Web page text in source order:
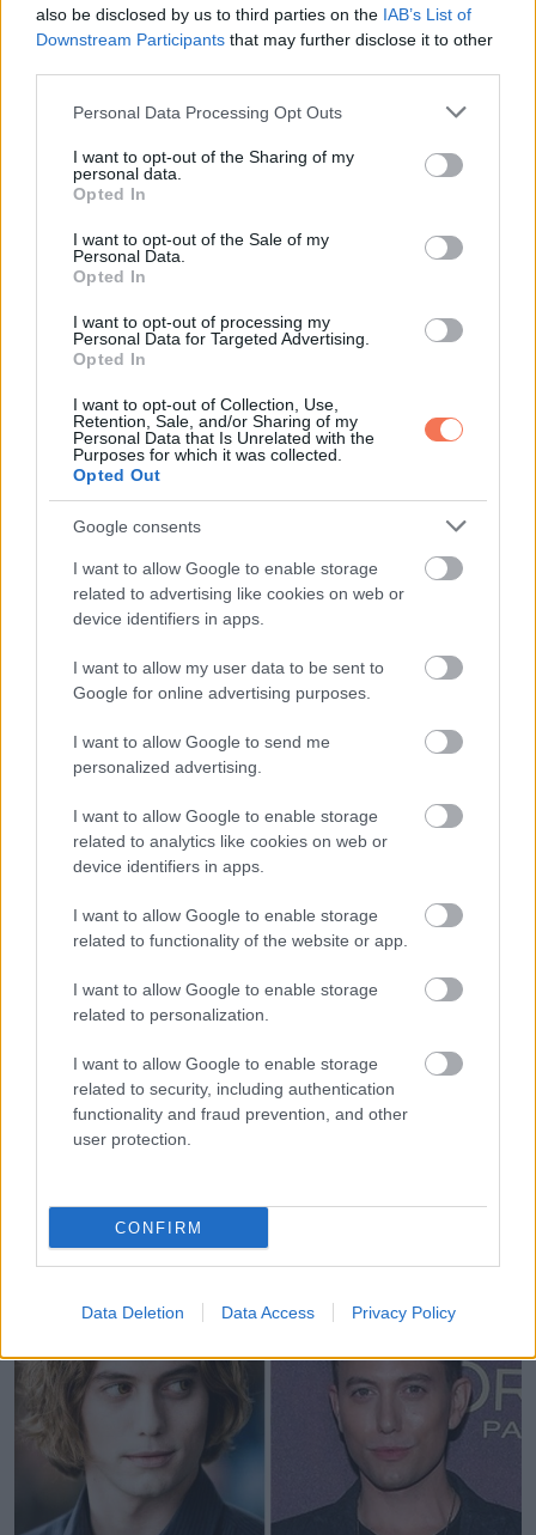
also be disclosed by us to third parties on the IAB’s List of
Downstream Participants that may further disclose it to other
Please note that this website/app uses one or more Google
not limited to your visit or usage behaviour. You may click to
grant or deny consent to Google and its third-party tags to
use your data for below specified purposes in below Google
consent section.
Personal Data Processing Opt Outs
I want to opt-out of the Sharing of my
personal data.
Opted In
I want to opt-out of the Sale of my
Personal Data.
Opted In
I want to opt-out of processing my
Personal Data for Targeted Advertising.
Opted In
I want to opt-out of Collection, Use,
Retention, Sale, and/or Sharing of my
Personal Data that Is Unrelated with the
Purposes for which it was collected.
Opted Out
Google consents
I want to allow Google to enable storage
related to advertising like cookies on web or
device identifiers in apps.
I want to allow my user data to be sent to
Google for online advertising purposes.
I want to allow Google to send me
personalized advertising.
I want to allow Google to enable storage
related to analytics like cookies on web or
device identifiers in apps.
I want to allow Google to enable storage
related to functionality of the website or app.
I want to allow Google to enable storage
related to personalization.
I want to allow Google to enable storage
related to security, including authentication
functionality and fraud prevention, and other
user protection.
CONFIRM
Data Deletion Data Access Privacy Policy
10. Kellan Lutz
12. Jackson Rathbone